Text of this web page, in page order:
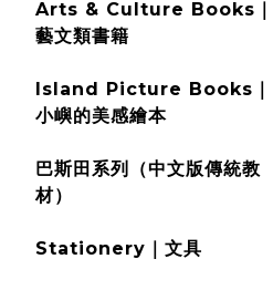
Arts & Culture Books｜
藝文類書籍
Island Picture Books｜
小嶼的美感繪本
巴斯田系列（中文版傳統教
材）
Stationery｜文具